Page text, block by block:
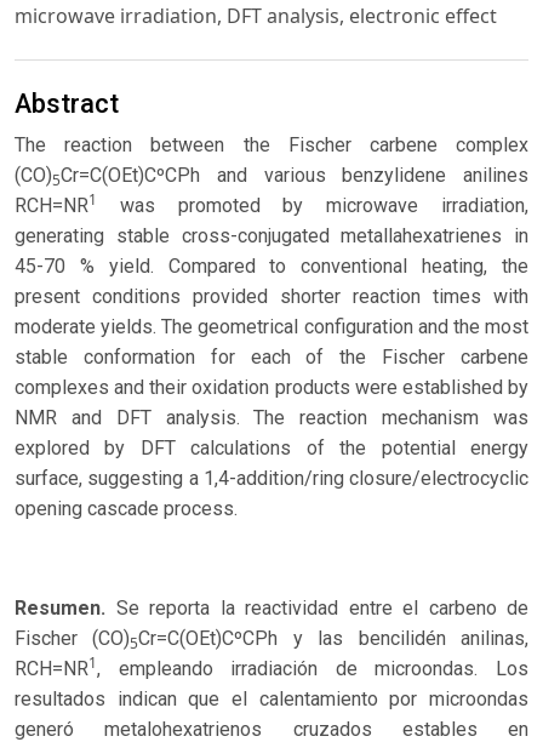
microwave irradiation, DFT analysis, electronic effect
Abstract
The reaction between the Fischer carbene complex
(CO)5Cr=C(OEt)CºCPh and various benzylidene anilines
RCH=NR1
was promoted by microwave irradiation,
generating stable cross-conjugated metallahexatrienes in
45-70 % yield. Compared to conventional heating, the
present conditions provided shorter reaction times with
moderate yields. The geometrical configuration and the most
stable conformation for each of the Fischer carbene
complexes and their oxidation products were established by
NMR and DFT analysis. The reaction mechanism was
explored by DFT calculations of the potential energy
surface, suggesting a 1,4-addition/ring closure/electrocyclic
opening cascade process.
Resumen. Se reporta la reactividad entre el carbeno de
Fischer (CO)5Cr=C(OEt)CºCPh y las bencilidén anilinas,
RCH=NR1, empleando irradiación de microondas. Los
resultados indican que el calentamiento por microondas
generó metalohexatrienos cruzados estables en